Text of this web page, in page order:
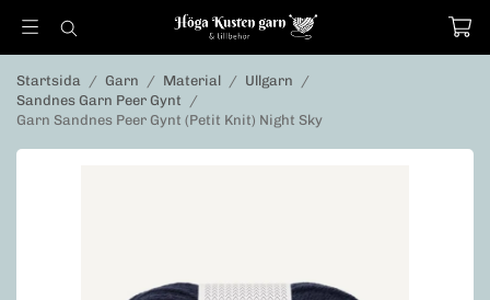
Startsida / Garn / Material / Ullgarn /
Sandnes Garn Peer Gynt /
Garn Sandnes Peer Gynt (Petit Knit) Night Sky